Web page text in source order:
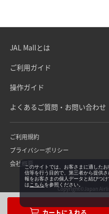
JAL Mallとは
ご利用ガイド
操作ガイド
よくあるご質問・お問い合わせ
ご利用規約
プライバシーポリシー
会社概要
Copyright©Japan
このサイトでは、お客さまに適した
信等を行う目的で、第三者から提供
報をお客さまの個人データと結びつ
は こちらを参照ください。